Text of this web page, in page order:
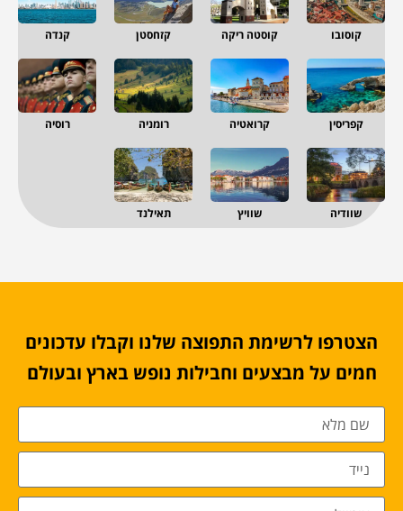
קוסובו קוסטה ריקה קזחסטן קנדה
קפריסין קרואטיה רומניה רוסיה
שוודיה שוויץ תאילנד
הצטרפו לרשימת התפוצה שלנו וקבלו עדכונים
חמים על מבצעים וחבילות נופש בארץ ובעולם